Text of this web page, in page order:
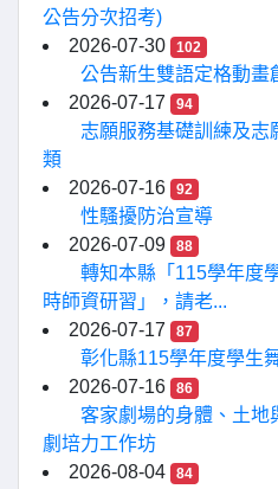
公告分次招考)
2026-07-30
102
公告新生雙語定格動畫
2026-07-17
94
志願服務基礎訓練及志
類
2026-07-16
92
性騷擾防治宣導
2026-07-09
88
轉知本縣「115學年度
時師資研習」，請老...
2026-07-17
87
彰化縣115學年度學生
2026-07-16
86
客家劇場的身體、土地
劇培力工作坊
2026-08-04
84